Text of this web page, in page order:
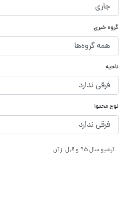
گروه خبری
ناحیه
نوع محتوا
آرشیو سال ۹۵ و قبل از آن